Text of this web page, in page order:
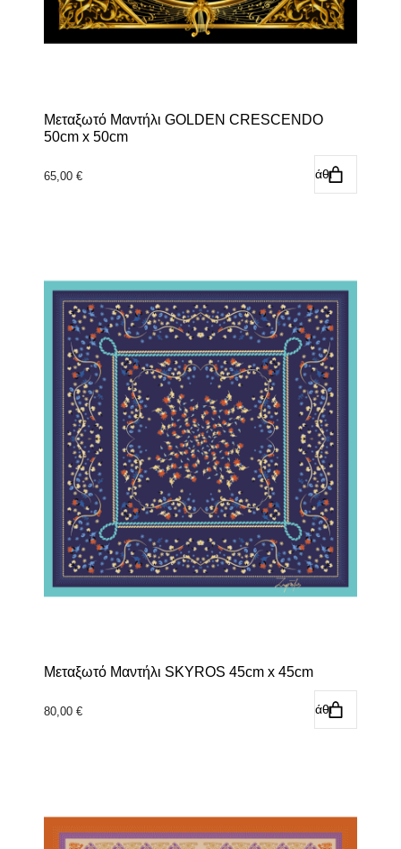
Μεταξωτό Μαντήλι GOLDEN CRESCENDO
50cm x 50cm
65,00 € Προσθήκη στο καλάθι
Μεταξωτό Μαντήλι SKYROS 45cm x 45cm
80,00 € Προσθήκη στο καλάθι